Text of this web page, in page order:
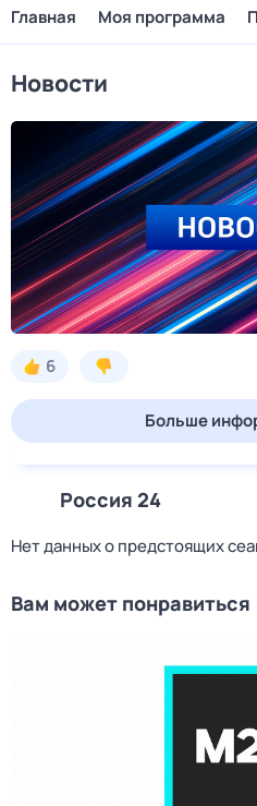
Главная Моя программа
Новости
6
Больше
Россия 24
Нет данных о предстоящих
Вам может понравиться